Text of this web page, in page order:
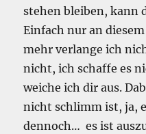
stehen bleiben, kann
Einfach nur an
mehr verlange ich
nicht, ich schaffe es
weiche ich dir aus.
nicht schlimm ist, ja,
dennoch… es ist